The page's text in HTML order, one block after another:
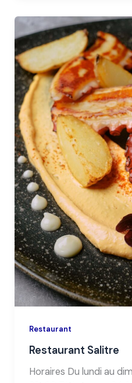
Restaurant
Restaurant Salitre
Horaires Du lundi au